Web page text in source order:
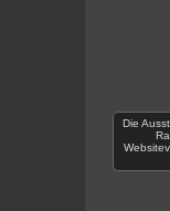
Die